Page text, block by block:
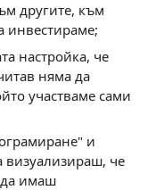
другите, към
инвестираме;
настройка, че
няма да
участваме сами
и
визуализираш, че
да имаш